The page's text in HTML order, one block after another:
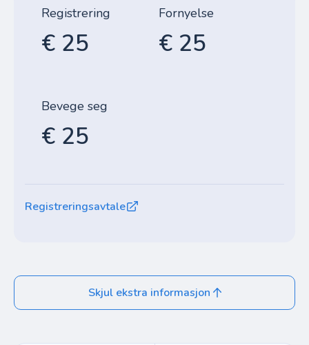
Registrering
€ 25
Fornyelse
€ 25
Bevege seg
€ 25
Registreringsavtale
Skjul ekstra informasjon